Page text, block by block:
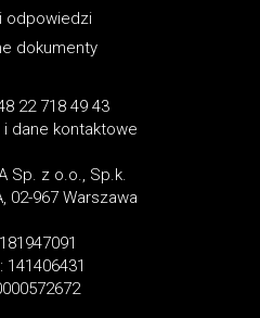
odpowiedzi
dokumenty
22 718 49 43
dane kontaktowe
Sp. z o.o., Sp.k.
02-967 Warszawa
141406431